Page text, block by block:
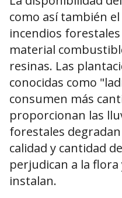
como así también
incendios
material
resinas. Las
conocidas como
consumen más
proporcionan las
forestales
calidad y cantidad
perjudican a la
instalan.